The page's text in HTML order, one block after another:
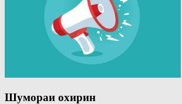
Шумораи охирин